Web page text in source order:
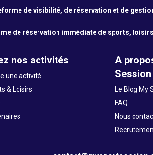
de visibilité, de réservation et de
de réservation immédiate de sports,
nos activités
une activité
& Loisirs
A
Session
Le Blog My
FAQ
Nous